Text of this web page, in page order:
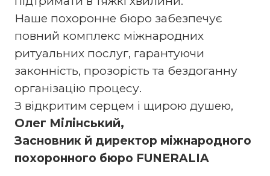
Наше похоронне бюро забезпечує
повний комплекс міжнародних
ритуальних послуг, гарантуючи
законність, прозорість та бездоганну
організацію процесу.
З відкритим серцем і щирою душею,
Олег Мілінський,
Засновник й директор міжнародного
похоронного бюро FUNERALIA